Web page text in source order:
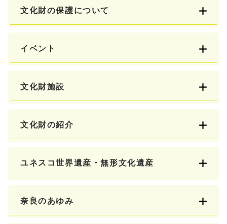
文化財の保護について
イベント
文化財施設
文化財の紹介
ユネスコ世界遺産・無形文化遺産
奈良のあゆみ